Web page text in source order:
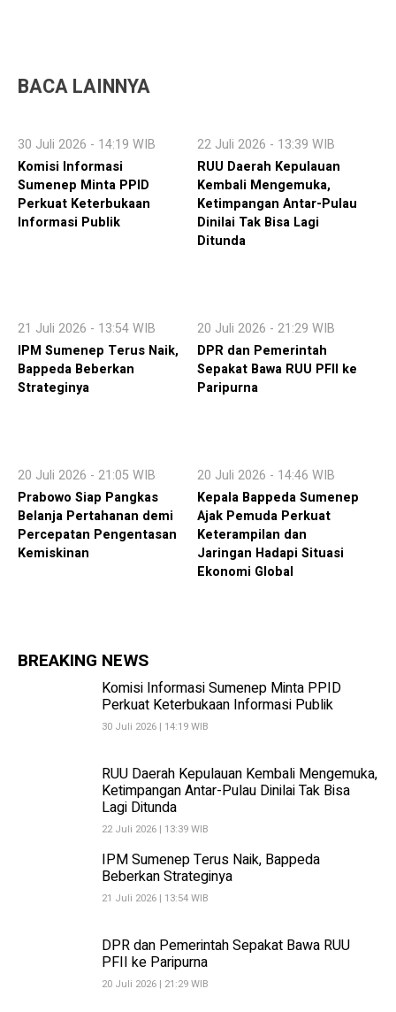
BACA LAINNYA
30 Juli 2026 - 14:19 WIB
Komisi Informasi
Sumenep Minta PPID
Perkuat Keterbukaan
Informasi Publik
22 Juli 2026 - 13:39 WIB
RUU Daerah Kepulauan
Kembali Mengemuka,
Ketimpangan Antar-Pulau
Dinilai Tak Bisa Lagi
Ditunda
21 Juli 2026 - 13:54 WIB
IPM Sumenep Terus Naik,
Bappeda Beberkan
Strateginya
20 Juli 2026 - 21:29 WIB
DPR dan Pemerintah
Sepakat Bawa RUU PFII ke
Paripurna
20 Juli 2026 - 21:05 WIB
Prabowo Siap Pangkas
Belanja Pertahanan demi
Percepatan Pengentasan
Kemiskinan
20 Juli 2026 - 14:46 WIB
Kepala Bappeda Sumenep
Ajak Pemuda Perkuat
Keterampilan dan
Jaringan Hadapi Situasi
Ekonomi Global
BREAKING NEWS
Komisi Informasi Sumenep Minta PPID
Perkuat Keterbukaan Informasi Publik
30 Juli 2026 | 14:19 WIB
RUU Daerah Kepulauan Kembali Mengemuka,
Ketimpangan Antar-Pulau Dinilai Tak Bisa
Lagi Ditunda
22 Juli 2026 | 13:39 WIB
IPM Sumenep Terus Naik, Bappeda
Beberkan Strateginya
21 Juli 2026 | 13:54 WIB
DPR dan Pemerintah Sepakat Bawa RUU
PFII ke Paripurna
20 Juli 2026 | 21:29 WIB